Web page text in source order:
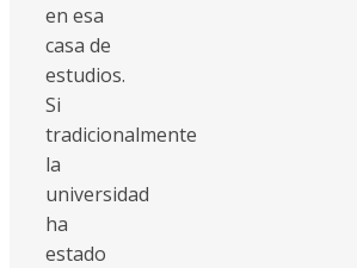
en esa
casa de
estudios.
Si
tradicionalmente
la
universidad
ha
estado